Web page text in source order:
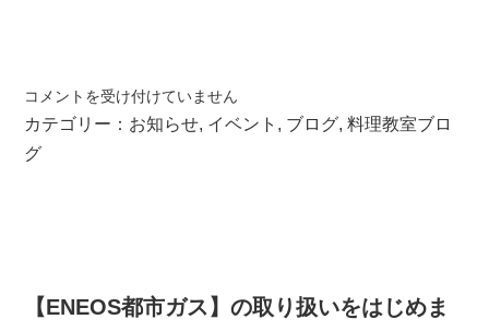
ニ
ュ
ー
食
―
コメントを受け付けていません
カテゴリー： お知らせ, イベント , ブログ,料理教室ブロ
グ
【ENEOS都市ガス】の取り扱いをはじめま